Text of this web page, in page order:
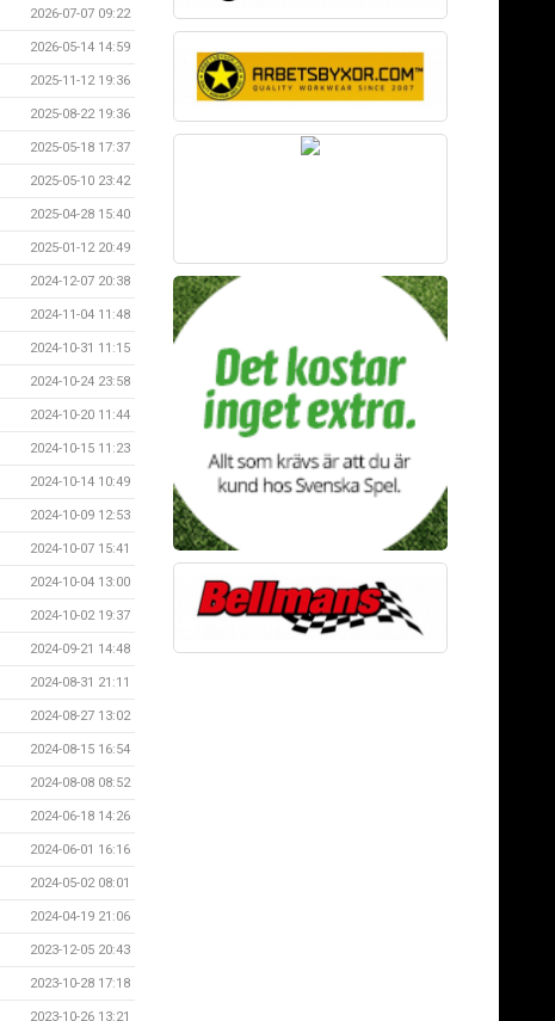
2026-07-07 09:22
2026-05-14 14:59
2025-11-12 19:36
2025-08-22 19:36
2025-05-18 17:37
2025-05-10 23:42
2025-04-28 15:40
2025-01-12 20:49
2024-12-07 20:38
2024-11-04 11:48
2024-10-31 11:15
2024-10-24 23:58
2024-10-20 11:44
2024-10-15 11:23
2024-10-14 10:49
2024-10-09 12:53
2024-10-07 15:41
2024-10-04 13:00
2024-10-02 19:37
2024-09-21 14:48
2024-08-31 21:11
2024-08-27 13:02
2024-08-15 16:54
2024-08-08 08:52
2024-06-18 14:26
2024-06-01 16:16
2024-05-02 08:01
2024-04-19 21:06
2023-12-05 20:43
2023-10-28 17:18
2023-10-26 13:21